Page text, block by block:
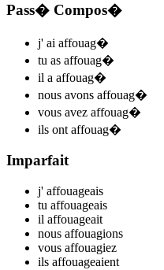
Pass� Compos�
j' ai affouag�
tu as affouag�
il a affouag�
nous avons affouag�
vous avez affouag�
ils ont affouag�
Imparfait
j' affouageais
tu affouageais
il affouageait
nous affouagions
vous affouagiez
ils affouageaient